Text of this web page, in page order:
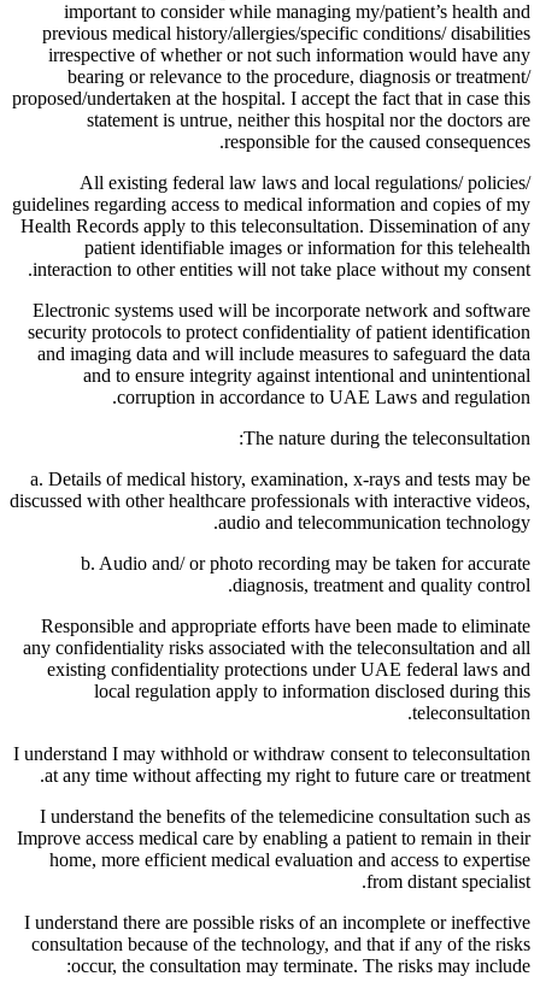
important to consider while managing my/patient’s health and
previous medical history/allergies/specific conditions/ disabilities
irrespective of whether or not such information would have any
bearing or relevance to the procedure, diagnosis or treatment/
proposed/undertaken at the hospital. I accept the fact that in case this
statement is untrue, neither this hospital nor the doctors are
responsible for the caused consequences.
All existing federal law laws and local regulations/ policies/
guidelines regarding access to medical information and copies of my
Health Records apply to this teleconsultation. Dissemination of any
patient identifiable images or information for this telehealth
interaction to other entities will not take place without my consent.
Electronic systems used will be incorporate network and software
security protocols to protect confidentiality of patient identification
and imaging data and will include measures to safeguard the data
and to ensure integrity against intentional and unintentional
corruption in accordance to UAE Laws and regulation.
The nature during the teleconsultation:
a. Details of medical history, examination, x-rays and tests may be
discussed with other healthcare professionals with interactive videos,
audio and telecommunication technology.
b. Audio and/ or photo recording may be taken for accurate
diagnosis, treatment and quality control.
Responsible and appropriate efforts have been made to eliminate
any confidentiality risks associated with the teleconsultation and all
existing confidentiality protections under UAE federal laws and
local regulation apply to information disclosed during this
teleconsultation.
I understand I may withhold or withdraw consent to teleconsultation
at any time without affecting my right to future care or treatment.
I understand the benefits of the telemedicine consultation such as
Improve access medical care by enabling a patient to remain in their
home, more efficient medical evaluation and access to expertise
from distant specialist.
I understand there are possible risks of an incomplete or ineffective
consultation because of the technology, and that if any of the risks
occur, the consultation may terminate. The risks may include: